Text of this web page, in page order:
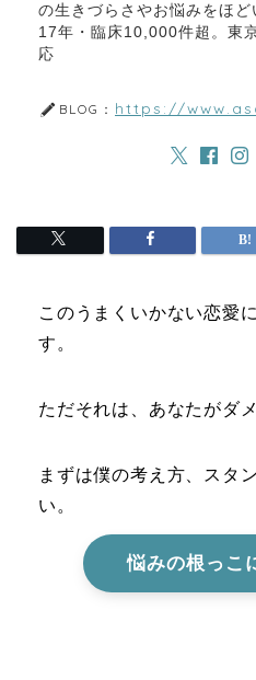
の生きづらさやお悩みをほ
17年・臨床10,000件超。東
応
BLOG： https://
このうまくいかない恋愛
す。
ただそれは、あなたがダ
まずは僕の考え方、スタ
い。
悩みの根っこ